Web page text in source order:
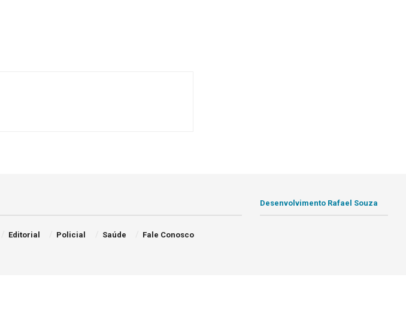
Editorial Policial Saúde Fale Conosco
Desenvolvimento Rafael Souza